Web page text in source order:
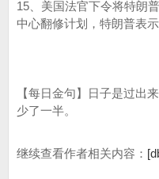
15、美国法官下令将特朗
中心翻修计划，特朗普表示
【每日金句】日子是过出
少了一半。
继续查看作者相关内容：